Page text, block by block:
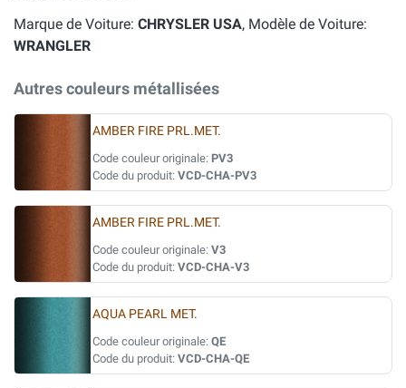
Marque de Voiture: CHRYSLER USA, Modèle de Voiture:
WRANGLER
Autres couleurs métallisées
AMBER FIRE PRL.MET.
Code couleur originale: PV3
Code du produit: VCD-CHA-PV3
AMBER FIRE PRL.MET.
Code couleur originale: V3
Code du produit: VCD-CHA-V3
AQUA PEARL MET.
Code couleur originale: QE
Code du produit: VCD-CHA-QE